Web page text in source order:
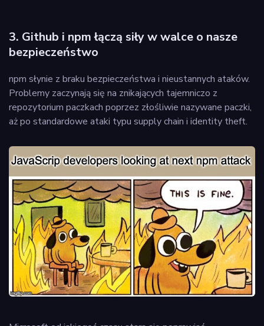
3. Github i npm łączą siły w walce o nasze
bezpieczeństwo
npm słynie z braku bezpieczeństwa i nieustannych ataków.
Problemy zaczynają się na znikających tajemniczo z
repozytorium paczkach poprzez złośliwie nazywane paczki,
aż po standardowe ataki typu supply chain i identity theft.